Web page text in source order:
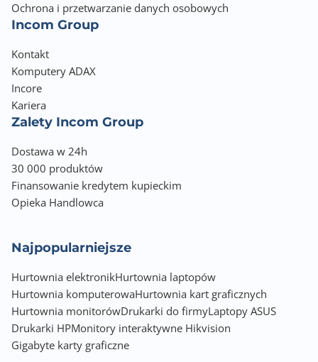
Ochrona i przetwarzanie danych osobowych
Incom Group
Kontakt
Komputery ADAX
Incore
Kariera
Zalety Incom Group
Dostawa w 24h
30 000 produktów
Finansowanie kredytem kupieckim
Opieka Handlowca
Najpopularniejsze
Hurtownia elektronikHurtownia laptopów
Hurtownia komputerowaHurtownia kart graficznych
Hurtownia monitorówDrukarki do firmyLaptopy ASUS
Drukarki HPMonitory interaktywne Hikvision
Gigabyte karty graficzne